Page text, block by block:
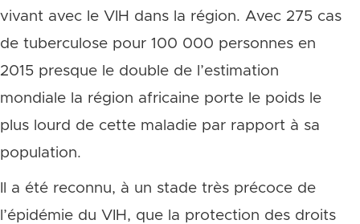
vivant avec le VIH dans la région. Avec 275 cas
de tuberculose pour 100 000 personnes en
2015 presque le double de l’estimation
mondiale la région africaine porte le poids le
plus lourd de cette maladie par rapport à sa
population.
Il a été reconnu, à un stade très précoce de
l’épidémie du VIH, que la protection des droits